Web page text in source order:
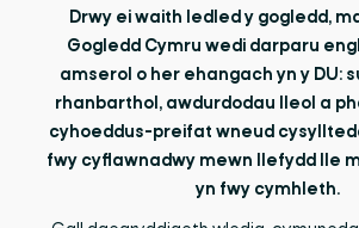
Drwy ei waith ledled y gogledd,
Gogledd Cymru wedi darparu
amserol o her ehangach yn y DU:
rhanbarthol, awdurdodau lleol a
cyhoeddus-preifat wneud
fwy cyflawnadwy mewn llefydd lle
yn fwy cymhleth.